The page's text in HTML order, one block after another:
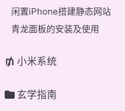
闲置iPhone搭建静态网站
青龙面板的安装及使用
小米系统
玄学指南